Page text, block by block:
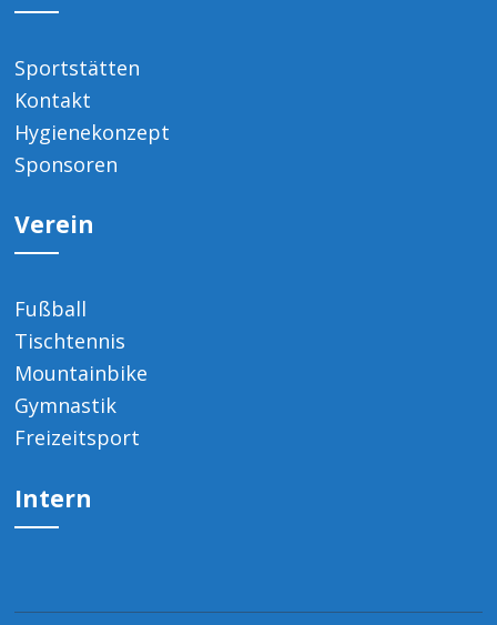
Sportstätten
Kontakt
Hygienekonzept
Sponsoren
Verein
Fußball
Tischtennis
Mountainbike
Gymnastik
Freizeitsport
Intern